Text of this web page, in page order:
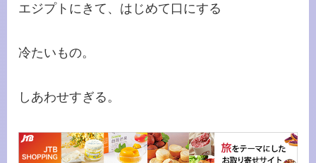
エジプトにきて、はじめて口にする
冷たいもの。
しあわせすぎる。